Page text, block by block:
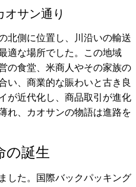
サン通り
北側に位置し、川沿いの輸送
適な場所でした。この地域
の食堂、米商人やその家族の
い、商業的な賑わいと古き良
が近代化し、商品取引が進化
れ、カオサンの物語は進路を
の誕生
した。国際バックパッキング